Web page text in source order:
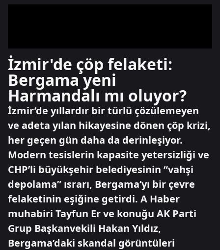
İzmir'de çöp felaketi:
Bergama yeni
Harmandalı mı oluyor?
İzmir’de yıllardır bir türlü çözülemeyen
ve adeta yılan hikayesine dönen çöp krizi,
her geçen gün daha da derinleşiyor.
Modern tesislerin kapasite yetersizliği ve
CHP’li büyükşehir belediyesinin “vahşi
depolama” ısrarı, Bergama’yı bir çevre
felaketinin eşiğine getirdi. A Haber
muhabiri Tayfun Er ve konuğu AK Parti
Grup Başkanvekili Hakan Yıldız,
Bergama’daki skandal görüntüleri